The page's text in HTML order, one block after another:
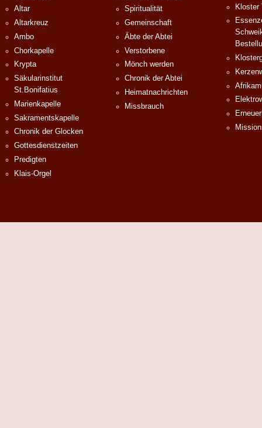
Altar
Altarkreuz
Ambo
Chorkapelle
Krypta
Säkularinstitut
St.Bonifatius
Marienkapelle
Sakramentskapelle
Chronik der Glocken
Gottesdienstzeiten
Predigten
Klais-Orgel
Spiritualität
Gemeinschaft
Äbte der Abtei
Verstorbene
Mönch werden
Chronik der Abtei
Heimatnachrichten
Missbrauch
Kloster